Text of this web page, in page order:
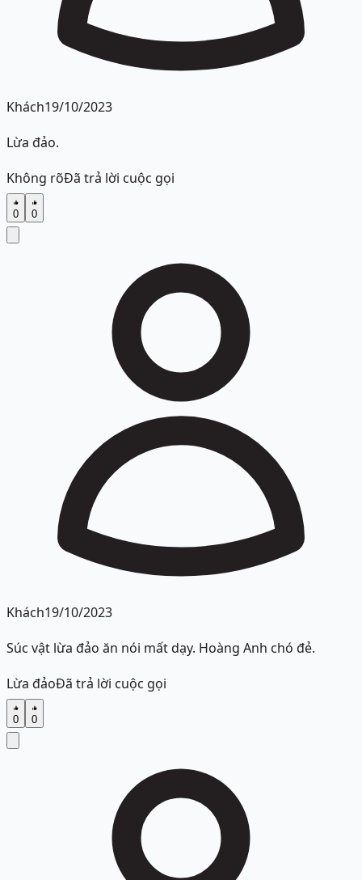
Khách19/10/2023
Lừa đảo.
Không rõĐã trả lời cuộc gọi
0 0
Khách19/10/2023
Súc vật lừa đảo ăn nói mất dạy. Hoàng Anh chó đẻ.
Lừa đảoĐã trả lời cuộc gọi
0 0